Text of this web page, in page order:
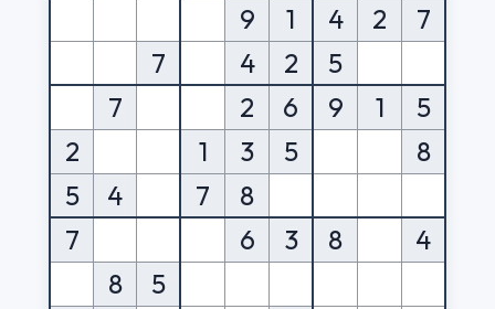
9
1 4 2
7
7
4 2
5
7
2 6 9 1
5
2
1 3 5
8
5
4 7
8
7
6 3 8
4
8
5